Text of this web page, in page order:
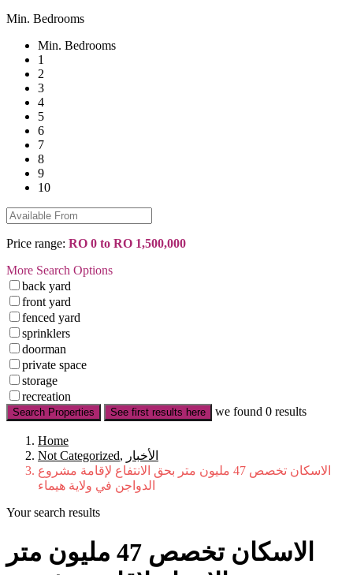
Min. Bedrooms
Min. Bedrooms
1
2
3
4
5
6
7
8
9
10
Price range: RO 0 to RO 1,500,000
More Search Options
back yard
front yard
fenced yard
sprinklers
doorman
private space
storage
recreation
Search Properties See first results here we found 0 results
Home
Not Categorized, الأخبار
الاسكان تخصص 47 مليون متر بحق الانتفاع لإقامة مشروع
الدواجن في ولاية هيماء
Your search results
الاسكان تخصص 47 مليون متر